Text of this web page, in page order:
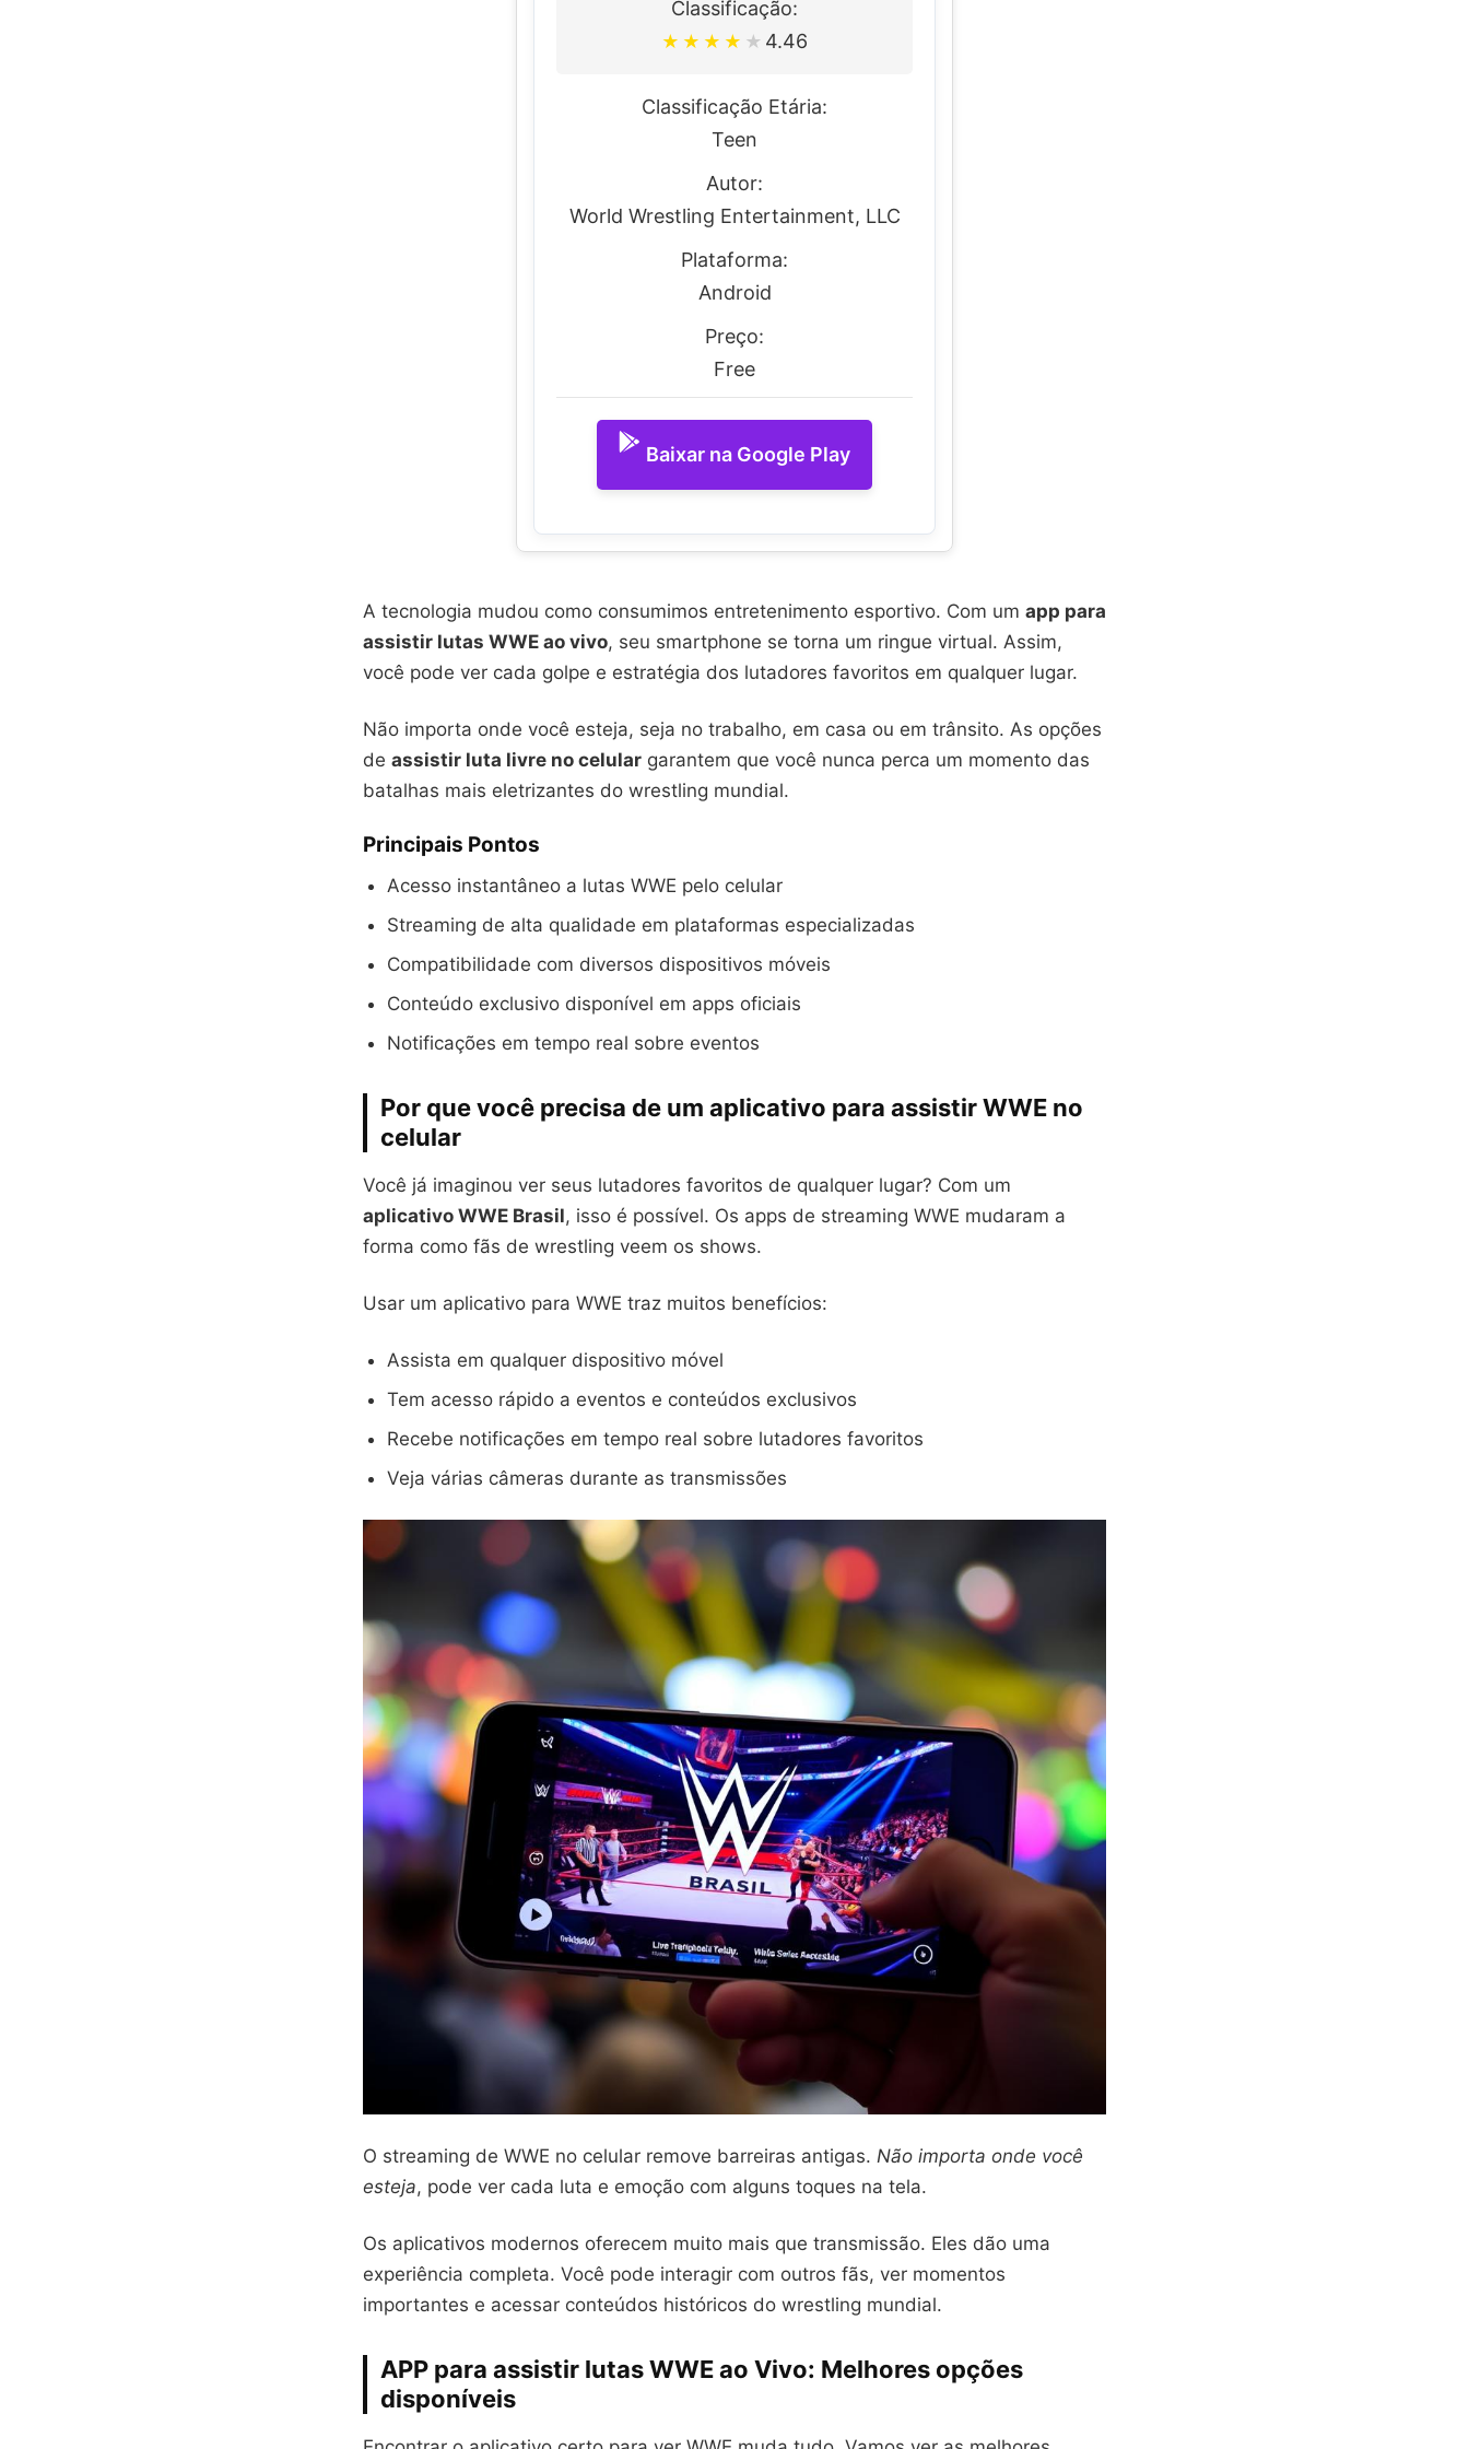
Classificação:
★ ★ ★ ★ ★ 4.46
Classificação Etária:
Teen
Autor:
World Wrestling Entertainment, LLC
Plataforma:
Android
Preço:
Free
Baixar na Google Play
A tecnologia mudou como consumimos entretenimento esportivo. Com um app para
assistir lutas WWE ao vivo, seu smartphone se torna um ringue virtual. Assim,
você pode ver cada golpe e estratégia dos lutadores favoritos em qualquer lugar.
Não importa onde você esteja, seja no trabalho, em casa ou em trânsito. As opções
de assistir luta livre no celular garantem que você nunca perca um momento das
batalhas mais eletrizantes do wrestling mundial.
Principais Pontos
Acesso instantâneo a lutas WWE pelo celular
Streaming de alta qualidade em plataformas especializadas
Compatibilidade com diversos dispositivos móveis
Conteúdo exclusivo disponível em apps oficiais
Notificações em tempo real sobre eventos
Por que você precisa de um aplicativo para assistir WWE no
celular
Você já imaginou ver seus lutadores favoritos de qualquer lugar? Com um
aplicativo WWE Brasil, isso é possível. Os apps de streaming WWE mudaram a
forma como fãs de wrestling veem os shows.
Usar um aplicativo para WWE traz muitos benefícios:
Assista em qualquer dispositivo móvel
Tem acesso rápido a eventos e conteúdos exclusivos
Recebe notificações em tempo real sobre lutadores favoritos
Veja várias câmeras durante as transmissões
O streaming de WWE no celular remove barreiras antigas. Não importa onde você
esteja, pode ver cada luta e emoção com alguns toques na tela.
Os aplicativos modernos oferecem muito mais que transmissão. Eles dão uma
experiência completa. Você pode interagir com outros fãs, ver momentos
importantes e acessar conteúdos históricos do wrestling mundial.
APP para assistir lutas WWE ao Vivo: Melhores opções
disponíveis